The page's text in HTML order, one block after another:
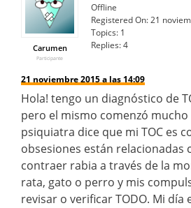
Carumen
Participante
Offline
Registered On:21
Topics: 1
Replies:4
21 noviembre 2015 a las 14:09
Hola! tengo un diagnóstico de
pero el mismo comenzó mucho
psiquiatra dice que mi TOC es
obsesiones están relacionadas
contraer rabia a través de la
rata, gato o perro y mis
revisar o verificar TODO. Mi día